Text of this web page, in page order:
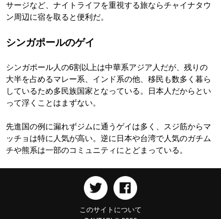
サージなど、ナイトライフを重視する旅ならチャイナタウ
ン周辺に宿を取ると便利だ。
シンガポールのゲイ
シンガポール人の6割以上は中華系アジア人だが、残りの
大半を占めるマレー系、インド系の他、移民も数多く暮ら
しているため多民族国家となっている。日本人だからとい
って浮くことはまずない。
先進国の例に漏れずジムに通うゲイは多く、スジ筋からマ
ッチョは特に人気が高い。逆に日本や台湾で人気のガチム
チや熊系は一部のコミュニティにとどまっている。
このサイトについて